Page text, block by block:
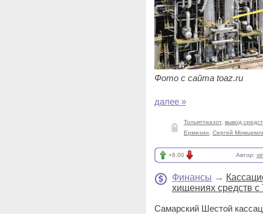
Фото с сайта toaz.ru
далее »
Тольяттиазот, вывод
Ермизин
Сергей
+8.00 Автор:
Финансы →
хищениях средств
Самарский Шестой